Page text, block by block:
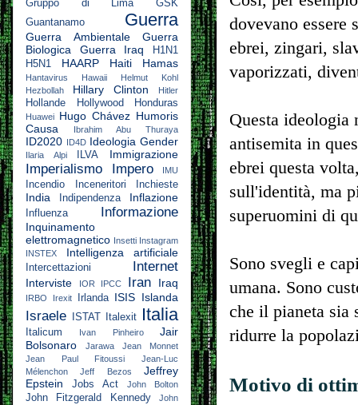
dovevano
ebrei, zingari,
vaporizzati,
Questa ideologia
antisemita in
ebrei questa
sull'identità, ma
superuomini di
Sono svegli e
umana. Sono
che il pianeta sia
ridurre la
Motivo di
Gruppo di Lima
GSK
Guantanamo
Guerra
Guerra Ambientale
Guerra
Biologica
Guerra Iraq
H1N1
H5N1
HAARP Haiti Hamas
Hantavirus Hawaii
Helmut Kohl
Hezbollah
Hillary Clinton Hitler
Hollande Hollywood Honduras
Huawei Hugo Chávez Humoris
Causa
Ibrahim Abu Thuraya
ID2020 ID4D Ideologia Gender
Ilaria Alpi ILVA Immigrazione
Imperialismo Impero IMU
Incendio Inceneritori Inchieste
India Indipendenza Inflazione
Influenza Informazione
Inquinamento
elettromagnetico Insetti Instagram
INSTEX
Intelligenza artificiale
Intercettazioni Internet
Interviste IOR IPCC Iran Iraq
IRBO Irexit Irlanda ISIS Islanda
Israele ISTAT Italexit Italia
Italicum Ivan Pinheiro
Jair
Bolsonaro
Jarawa
Jean Monnet
Jean Paul Fitoussi
Jean-Luc
Mélenchon
Jeff Bezos
Jeffrey
Epstein
Jobs Act John Bolton
John Fitzgerald Kennedy
John